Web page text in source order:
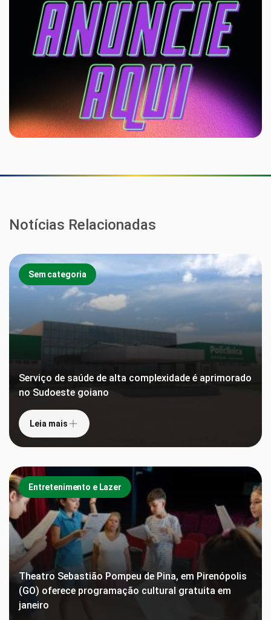
Notícias Relacionadas
Sem categoria
Serviço de saúde de alta complexidade é aprimorado
no Sudoeste goiano
Leia mais
Entretenimento e Lazer
Theatro Sebastião Pompeu de Pina, em Pirenópolis
(GO) oferece programação cultural gratuita em
janeiro